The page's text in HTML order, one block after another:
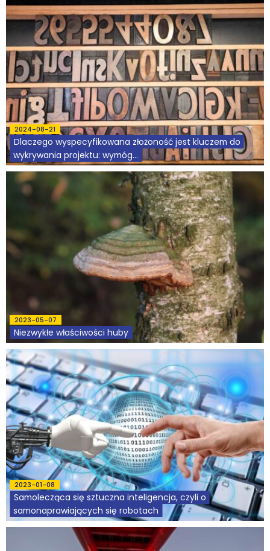
2024-08-21
Dlaczego wyspecyfikowana złożoność jest kluczem do
wykrywania projektu: wymóg...
2023-05-07
Niezwykłe właściwości huby
2023-01-08
Samolecząca się sztuczna inteligencja, czyli o
samonaprawiających się robotach